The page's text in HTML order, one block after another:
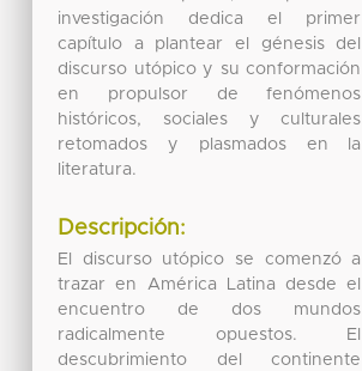
investigación dedica el primer
capítulo a plantear el génesis del
discurso utópico y su conformación
en propulsor de fenómenos
históricos, sociales y culturales
retomados y plasmados en la
literatura.
Descripción:
El discurso utópico se comenzó a
trazar en América Latina desde el
encuentro de dos mundos
radicalmente opuestos. El
descubrimiento del continente